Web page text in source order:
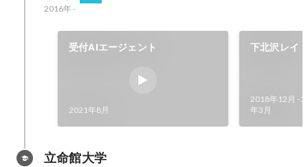
2016年-
受付AIエージェント
2021年8月
下北沢レイ
2018年12月 -
年3月
立命館大学